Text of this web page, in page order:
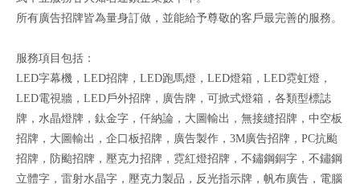
所有廣告招牌皆為量身訂做，並能給予尊敬的客戶最完善的服務。
服務項目包括：
LED字幕機，LED招牌，LED跑馬燈，LED燈箱，LED霓虹燈，
LED電視牆，LED戶外招牌，廣告牌，可掀式燈箱，各類型標誌
牌，水晶燈牌，鈦金字，仟納論，大圖輸出，無接縫招牌，中空板
招牌，大圖輸出，企口板招牌，廣告製作，3M廣告招牌，PC抗颱
招牌，防颱招牌，壓克力招牌，霓紅燈招牌，不鏽鋼銅字，不鏽鋼
立體字，雷射水晶字，壓克力製品，反光指示牌，帆布廣告，電腦